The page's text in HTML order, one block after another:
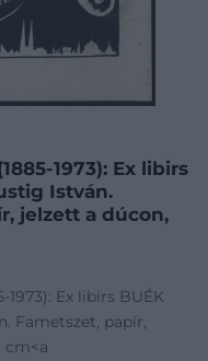
1973): Ex libirs
István.
jelzett a dúcon,
1973): Ex libirs BUÉK
Fametszet, papír,
cm<a